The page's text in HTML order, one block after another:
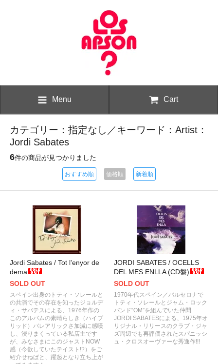
Menu Cart
カテゴリー：指定なし／キーワード：Artist：
Jordi Sabates
6件の商品が見つかりました
おすすめ順 価格順 新着順
Jordi Sabates / Tot l'enyor de
dema
SOLD OUT
スペイン出身のトティ・ソレールと
の共演でその存在を知ったジョルデ
ィ・サバテスによる、1976年作の
このアルバムの素晴らしき（ハイブ
リッド）バレアリックさ加減に感嘆
し、浸りまくっている私店主です
が、みなさまにこのジャストNOW
感（今欲していたテイスト!?）をご
紹介せねばと、躍起となり立ち上が
JORDI SABATES / OCELLS
DEL MES ENLLA (CD盤)
SOLD OUT
1970年代スペイン／バルセロナで
トティ・ソレールとジャム・ロック
バンド“OM”を組んでいた仲間
JORDI SABATESによる、1975年オ
リジナル・リリースのクラブ・ジャ
ズ周辺でも再評価されたスパニッシ
ュ・クロスオーヴァーな秀逸作!!!